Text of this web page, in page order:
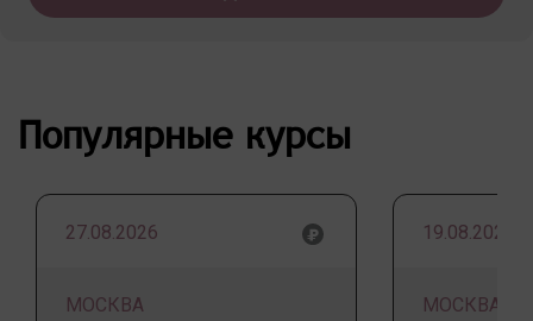
Популярные курсы
27.08.2026
МОСКВА
19.08.2026
МОСКВА